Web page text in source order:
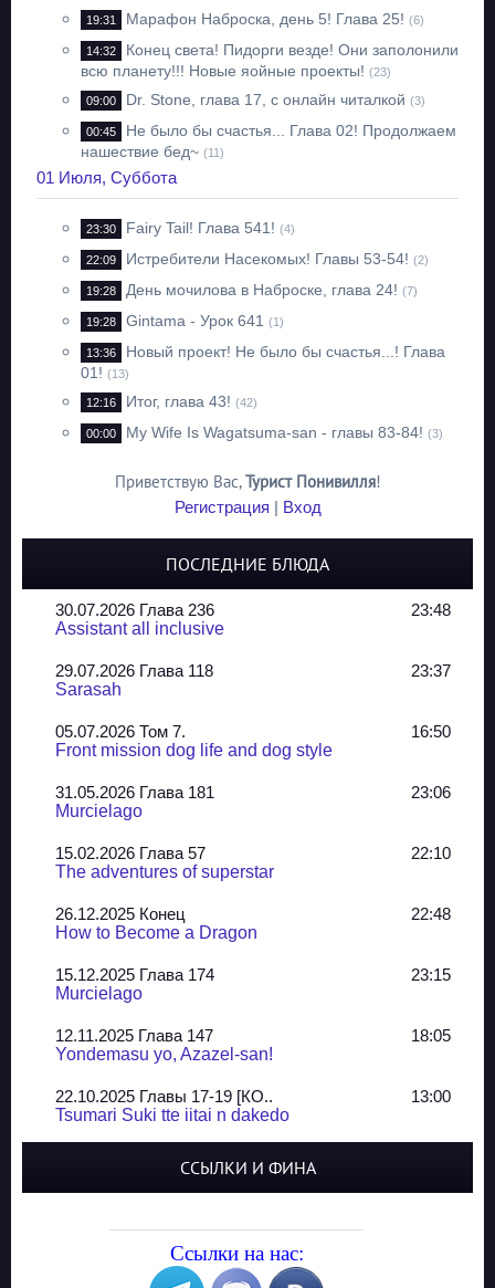
19:31 Марафон Наброска, день 5! Глава 25! (6)
14:32
Конец света! Пидорги везде! Они заполонили
всю планету!!! Новые яойные проекты! (23)
09:00 Dr. Stone, глава 17, с онлайн читалкой (3)
00:45
Не было бы счастья... Глава 02! Продолжаем
нашествие бед~ (11)
01 Июля, Суббота
23:30 Fairy Tail! Глава 541! (4)
22:09 Истребители Насекомых! Главы 53-54! (2)
19:28 День мочилова в Наброске, глава 24! (7)
19:28 Gintama - Урок 641 (1)
13:36
Новый проект! Не было бы счастья...! Глава
01! (13)
12:16 Итог, глава 43! (42)
00:00 My Wife Is Wagatsuma-san - главы 83-84! (3)
Приветствую Вас,Турист Понивилля!
Регистрация | Вход
ПОСЛЕДНИЕ БЛЮДА
30.07.2026 Глава 236
23:48
Assistant all inclusive
29.07.2026 Глава 118
23:37
Sarasah
05.07.2026 Том 7.
16:50
Front mission dog life and dog style
31.05.2026 Глава 181
23:06
Murcielago
15.02.2026 Глава 57
22:10
The adventures of superstar
26.12.2025 Конец
22:48
How to Become a Dragon
15.12.2025 Глава 174
23:15
Murcielago
12.11.2025 Глава 147
18:05
Yondemasu yo, Azazel-san!
22.10.2025 Главы 17-19 [КО..
13:00
Tsumari Suki tte iitai n dakedo
Yozakura Shijuusou
08.08.2025 Глава 50
ССЫЛКИ И ФИНА
Ссылки на нас: